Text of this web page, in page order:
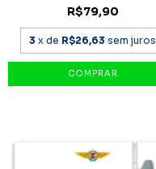
R$79,90
3 x de R$26,63 sem juros